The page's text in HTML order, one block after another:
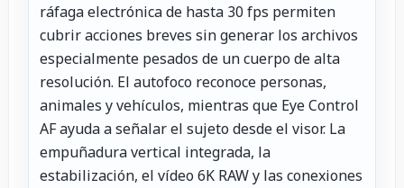
ráfaga electrónica de hasta 30 fps permiten
cubrir acciones breves sin generar los archivos
especialmente pesados de un cuerpo de alta
resolución. El autofoco reconoce personas,
animales y vehículos, mientras que Eye Control
AF ayuda a señalar el sujeto desde el visor. La
empuñadura vertical integrada, la
estabilización, el vídeo 6K RAW y las conexiones